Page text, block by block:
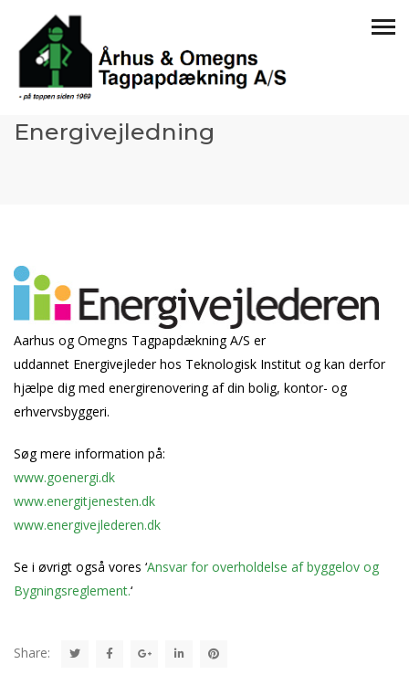
Energivejledning
Aarhus og Omegns Tagpapdækning A/S er
uddannet Energivejleder hos Teknologisk Institut og kan derfor
hjælpe dig med energirenovering af din bolig, kontor- og
erhvervsbyggeri.
Søg mere information på:
www.goenergi.dk
www.energitjenesten.dk
www.energivejlederen.dk
Se i øvrigt også vores ‘Ansvar for overholdelse af byggelov og
Bygningsreglement.‘
Share: